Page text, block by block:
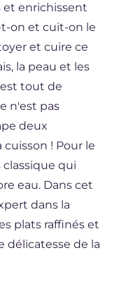
et enrichissent
on et cuit-on le
et cuire ce
la peau et les
tout de
n'est pas
deux
! Pour le
qui
eau. Dans cet
dans la
plats raffinés et
délicatesse de la